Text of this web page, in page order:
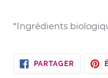
*Ingrédients
PARTAGER